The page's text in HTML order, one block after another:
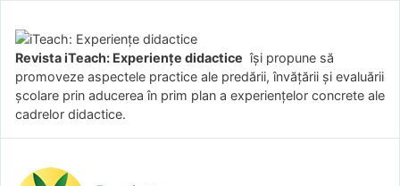
Revista iTeach: Experienţe didactice îşi propune să
promoveze aspectele practice ale predării, învăţării şi evaluării
şcolare prin aducerea în prim plan a experienţelor concrete ale
cadrelor didactice.